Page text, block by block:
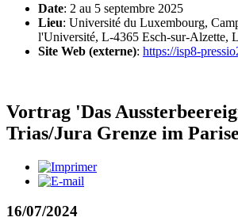
Date: 2 au 5 septembre 2025
Lieu: Université du Luxembourg,
l'Université, L-4365 Esch-sur-Alzette,
Site Web (externe): https://isp8-
Vortrag 'Das
Trias/Jura Grenze im
16/07/2024